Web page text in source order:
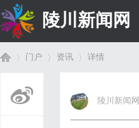
陵川新闻网
门户 资讯
›
详情
陵川新闻网